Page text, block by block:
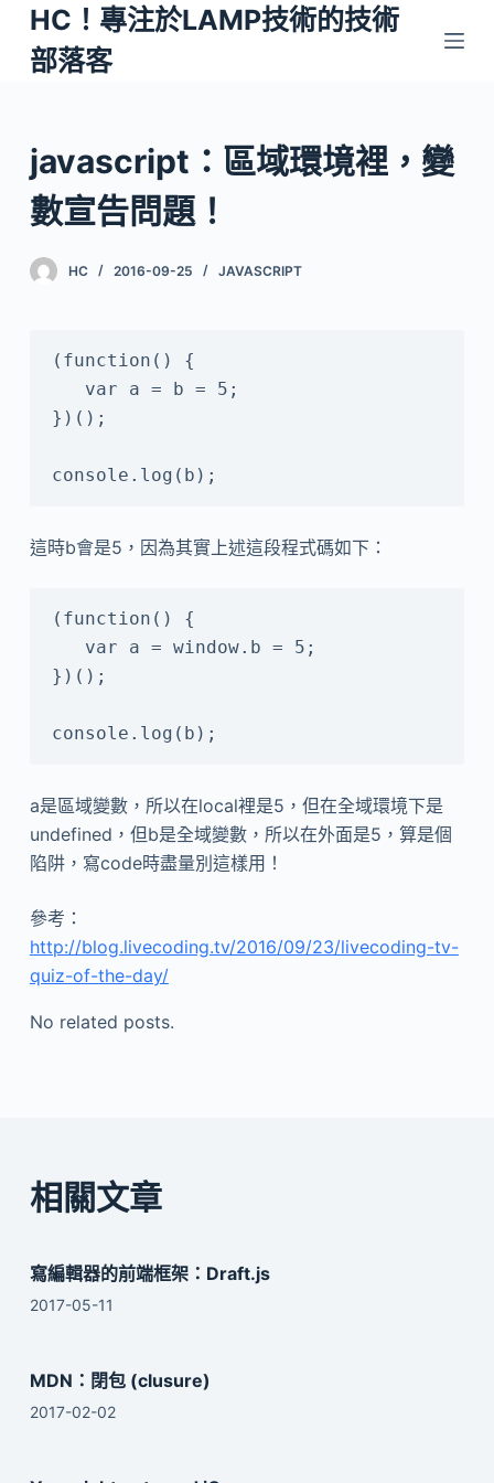
跳
至
容
HC！專注於LAMP技術的技術
部落客
javascript：區域環境裡，變
數宣告問題！
HC 2016-09-25 JAVASCRIPT
(function() {
   var a = b = 5;
})();
這時b會是5，因為其實上述這段程式碼如下：
(function() {
   var a = window.b = 5;
})();
a是區域變數，所以在local裡是5，但在全域環境下是
undefined，但b是全域變數，所以在外面是5，算是個
陷阱，寫code時盡量別這樣用！
參考：
http://blog.livecoding.tv/2016/09/23/livecoding-tv-
quiz-of-the-day/
No related posts.
相關文章
寫編輯器的前端框架：Draft.js
2017-05-11
MDN：閉包 (clusure)
2017-02-02